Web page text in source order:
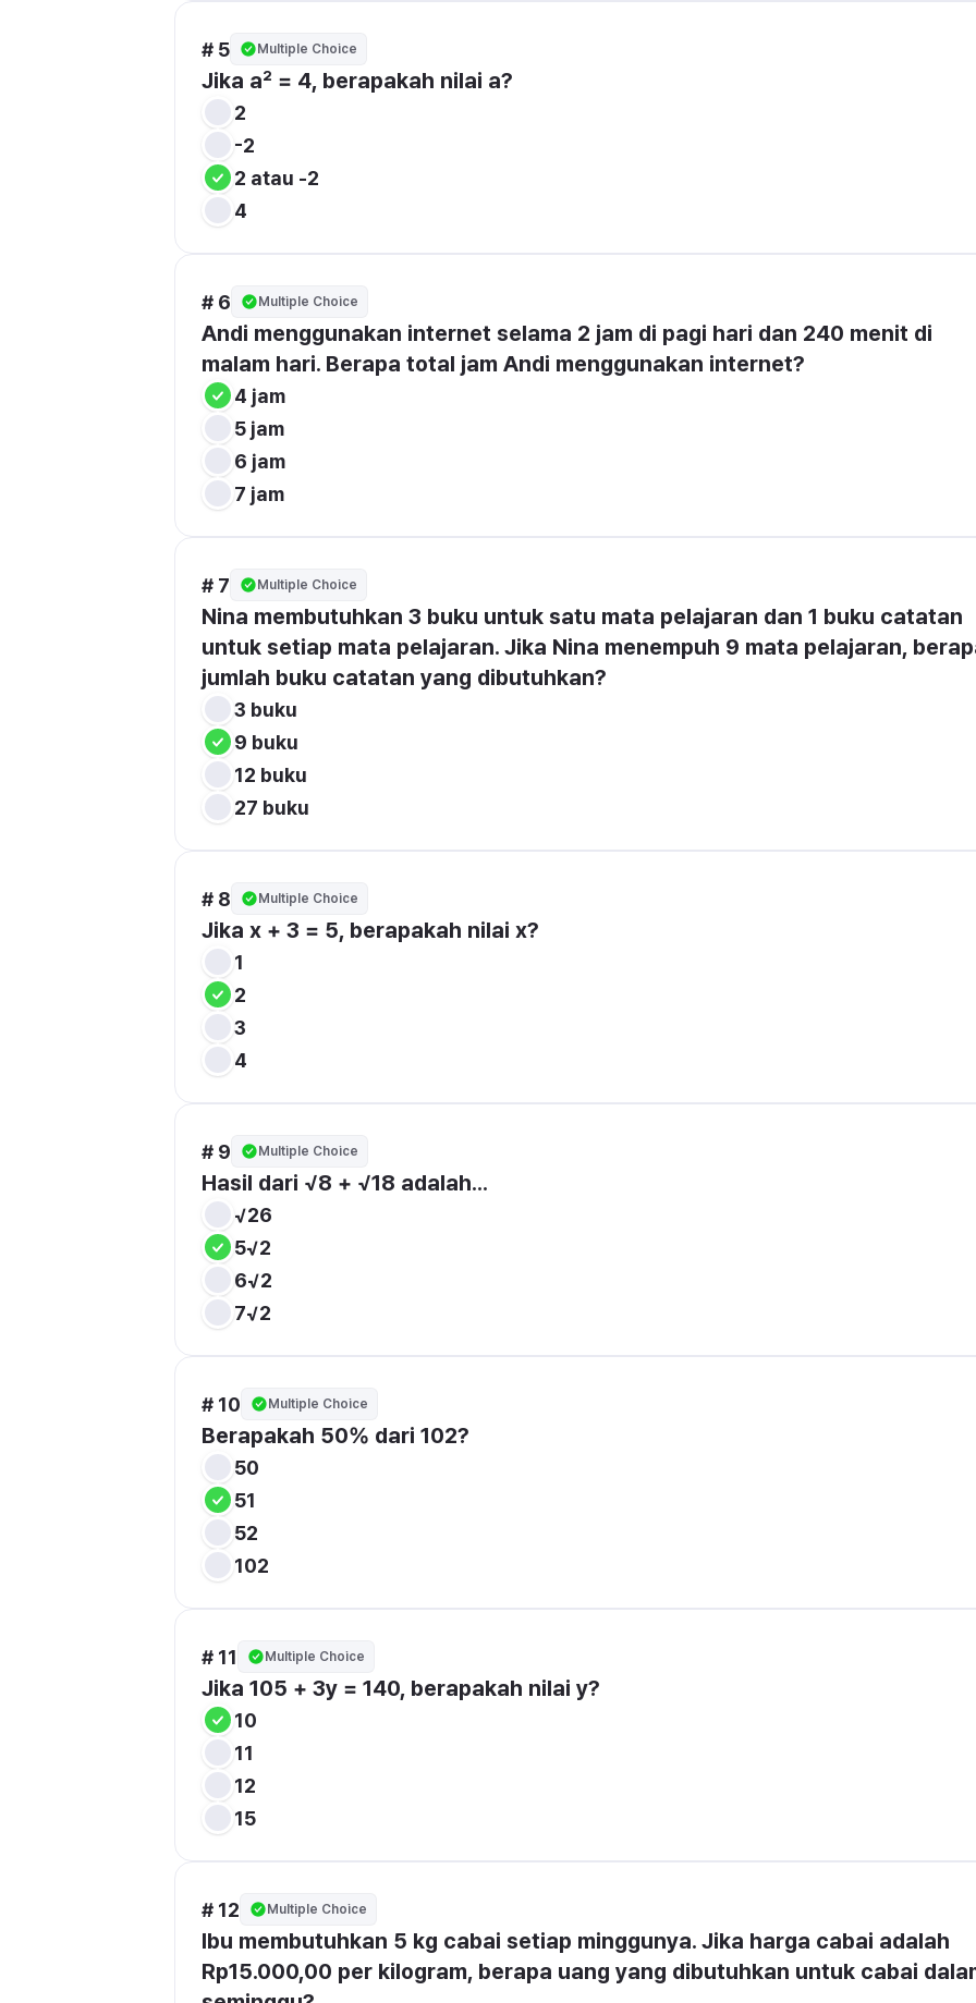
# 5 Multiple Choice
Jika a² = 4, berapakah nilai a?
2
-2
2 atau -2
4
# 6 Multiple Choice
Andi menggunakan internet selama 2 jam di pagi hari dan 240 menit di
malam hari. Berapa total jam Andi menggunakan internet?
4 jam
5 jam
6 jam
7 jam
# 7 Multiple Choice
Nina membutuhkan 3 buku untuk satu mata pelajaran dan 1 buku catatan
untuk setiap mata pelajaran. Jika Nina menempuh 9 mata pelajaran,
jumlah buku catatan yang dibutuhkan?
3 buku
9 buku
12 buku
27 buku
# 8 Multiple Choice
Jika x + 3 = 5, berapakah nilai x?
1
2
3
4
# 9 Multiple Choice
Hasil dari √8 + √18 adalah...
√26
5√2
6√2
7√2
# 10 Multiple Choice
Berapakah 50% dari 102?
50
51
52
102
# 11 Multiple Choice
Jika 105 + 3y = 140, berapakah nilai y?
10
11
12
15
# 12 Multiple Choice
Ibu membutuhkan 5 kg cabai setiap minggunya. Jika harga cabai adalah
Rp15.000,00 per kilogram, berapa uang yang dibutuhkan untuk cabai